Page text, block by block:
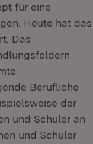
für eine
Heute hat das
Das
Berufliche
der
und Schüler an
und Schüler